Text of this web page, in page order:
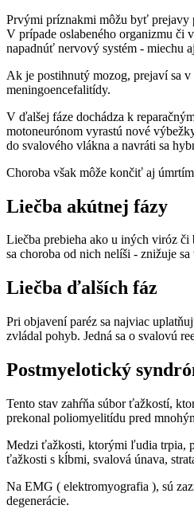
Prvými príznakmi môžu byť prejavy
V prípade oslabeného organizmu či
napadnúť nervový systém - miechu
Ak je postihnutý mozog, prejaví sa
meningoencefalitídy.
V ďalšej fáze dochádza k
motoneurónom vyrastú nové
do svalového vlákna a navráti sa
Choroba však môže končiť aj
Liečba akútnej fázy
Liečba prebieha ako u iných viróz
sa choroba od nich nelíši - znižuje
Liečba ďalších fáz
Pri objavení paréz sa najviac
zvládal pohyb. Jedná sa o svalovú
Postmyelotický
Tento stav zahŕňa súbor ťažkostí,
prekonal poliomyelitídu pred
Medzi ťažkosti, ktorými ľudia trpia,
ťažkosti s kĺbmi, svalová únava,
Na EMG ( elektromyografia ), sú
degenerácie.